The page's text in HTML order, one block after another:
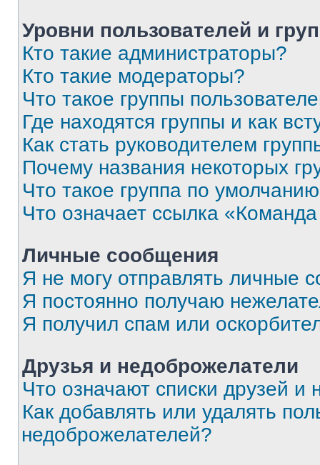
Уровни пользователей и
Кто такие администраторы?
Кто такие модераторы?
Что такое группы
Где находятся группы и как
Как стать руководителем
Почему названия некоторых
Что такое группа по
Что означает ссылка
Личные сообщения
Я не могу отправлять личные
Я постоянно получаю
Я получил спам или
Друзья и недоброжелатели
Что означают списки друзей и
Как добавлять или удалять
недоброжелателей?